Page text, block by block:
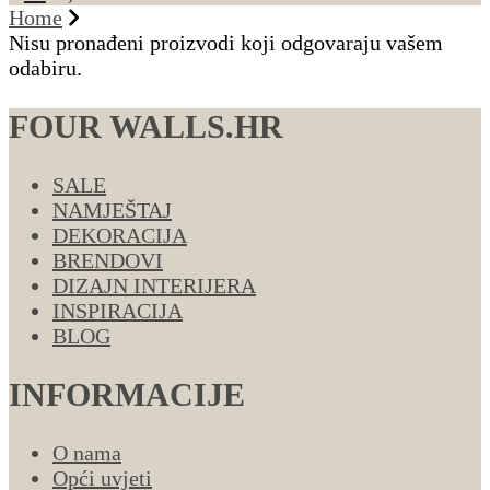
Home
Nisu pronađeni proizvodi koji odgovaraju vašem
odabiru.
FOUR WALLS.HR
SALE
NAMJEŠTAJ
DEKORACIJA
BRENDOVI
DIZAJN INTERIJERA
INSPIRACIJA
BLOG
INFORMACIJE
O nama
Opći uvjeti